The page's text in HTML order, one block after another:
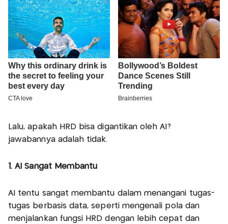
Lalu, apakah HRD bisa digantikan oleh AI?
jawabannya adalah tidak.
1. AI Sangat Membantu
AI tentu sangat membantu dalam menangani tugas-
tugas berbasis data, seperti mengenali pola dan
menjalankan fungsi HRD dengan lebih cepat dan